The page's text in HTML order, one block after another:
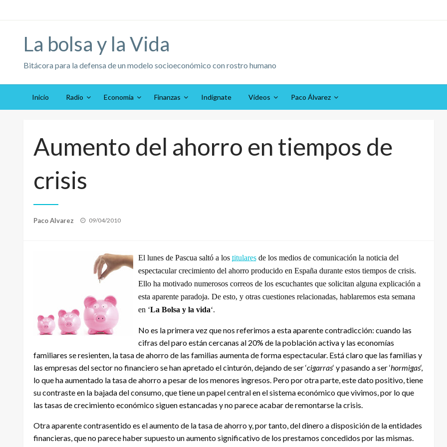
al
La bolsa y la Vida
Bitácora para la defensa de un modelo socioeconómico con rostro humano
Inicio Radio Economía Finanzas Indígnate Vídeos Paco Álvarez
Aumento del ahorro en tiempos de
crisis
Paco Alvarez
Publicado
09/04/2010
El lunes de Pascua saltó a los titulares de los medios de comunicación la noticia del
espectacular crecimiento del ahorro producido en España durante estos tiempos de crisis.
Ello ha motivado numerosos correos de los escuchantes que solicitan alguna explicación a
esta aparente paradoja. De esto, y otras cuestiones relacionadas, hablaremos esta semana
en ‘La Bolsa y la vida‘.
No es la primera vez que nos referimos a esta aparentecontradicción: cuando las
cifras del paro están cercanas al 20% de la población activa y las economías
familiares se resienten, la tasa de ahorro de las familias aumenta de forma espectacular. Está claro que las familias y
las empresas del sector no financiero se han apretado el cinturón, dejando de ser ‘cigarras‘ y pasando a ser ‘hormigas‘,
lo que ha aumentado la tasa de ahorro a pesar de los menores ingresos. Pero por otra parte, este dato positivo, tiene
su contraste en la bajada del consumo, que tiene un papel central en el sistema económico que vivimos, por lo que
las tasas de crecimiento económico siguen estancadas y no parece acabar de remontarse la crisis.
Otra aparentecontrasentidoes el aumento de la tasa de ahorro y, por tanto, del dinero a disposición de la entidades
financieras, que no parece haber supuesto un aumentosignificativode los prestamos concedidos por las mismas.